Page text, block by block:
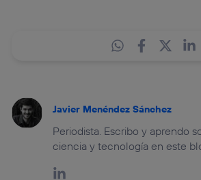
Javier Menéndez Sánchez
Periodista. Escribo y aprendo
ciencia y tecnología en este